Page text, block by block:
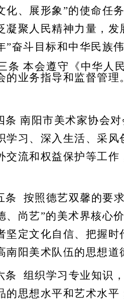
化、展形象”的使命任务
凝聚人民精神力量 ， 发
”奋斗目标和中华民族
条 本会遵守《中华人
的业务指导和监督管理
条 南阳市美术家协会
学习、深入生活、采风
交流和权益保护等工作
条
按照德艺双馨的要
、尚艺”的美术界核心
坚定文化自信、把握时
南阳 美术队伍的思想道
条
组织学习专业知识
的思想水平和艺术水平